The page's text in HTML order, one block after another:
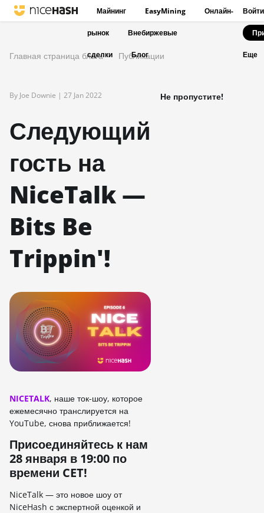
Майнинг EasyMining Онлайн-
рынок Внебиржевые
сделки Блог
Войти
Еще
Главная страница блога Публикации
By Joe Downie | 27 Jan 2022
Следующий
гость на
NiceTalk —
Bits Be
Trippin'!
NICETALK, наше ток-шоу, которое
ежемесячно транслируется на
YouTube, снова приближается!
Присоединяйтесь к нам
28 января в 19:00 по
времени CET!
NiceTalk — это новое шоу от
NiceHash с экспертной оценкой и
Не пропустите!